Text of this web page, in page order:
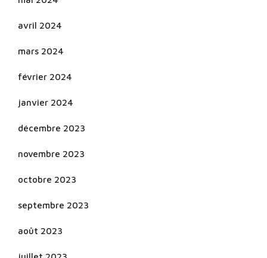
avril 2024
mars 2024
février 2024
janvier 2024
décembre 2023
novembre 2023
octobre 2023
septembre 2023
août 2023